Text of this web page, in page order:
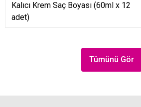
Kalıcı Krem Saç Boyası (60ml x 12
adet)
Tümünü Gör